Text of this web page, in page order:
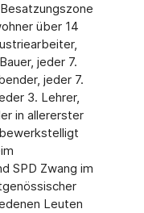
über 14
jeder 7.
jeder 7.
3. Lehrer,
in allererster
SPD Zwang im
Leuten